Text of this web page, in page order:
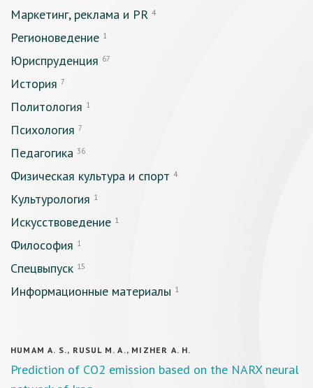
Маркетинг, реклама и PR 4
Регионоведение 1
Юриспруденция 67
История 7
Политология 1
Психология 7
Педагогика 36
Физическая культура и спорт 4
Культурология 1
Искусствоведение 1
Философия 1
Спецвыпуск 15
Информационные материалы 1
HUMAM A. S., RUSUL M. A., MIZHER A. H.
Prediction of CO2 emission based on the NARX neural